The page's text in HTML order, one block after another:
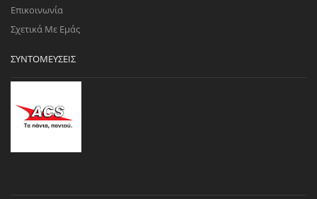
Επικοινωνία
Σχετικά Με Εμάς
ΣΥΝΤΟΜΕΎΣΕΙΣ